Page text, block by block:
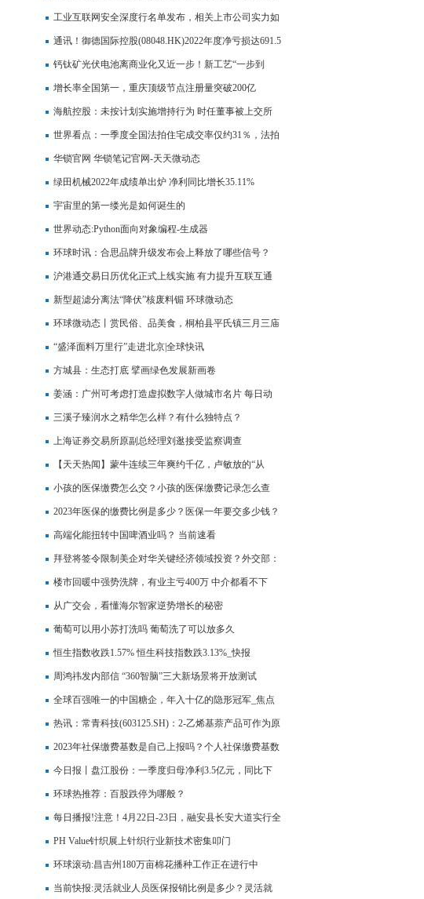
7成，中介称咨询量增5倍
工业互联网安全深度行名单发布，相关上市公司实力如
何？ 当前速读
通讯！御德国际控股(08048.HK)2022年度净亏损达691.5
万港元
钙钛矿光伏电池离商业化又近一步！新工艺“一步到
位”生产 简单高效
增长率全国第一，重庆顶级节点注册量突破200亿
海航控股：未按计划实施增持行为 时任董事被上交所
通报批评 速看
世界看点：一季度全国法拍住宅成交率仅约31％，法拍
房为何多流拍？
华锁官网 华锁笔记官网-天天微动态
绿田机械2022年成绩单出炉 净利同比增长35.11%
宇宙里的第一缕光是如何诞生的
世界动态:Python面向对象编程-生成器
环球时讯：合思品牌升级发布会上释放了哪些信号？
沪港通交易日历优化正式上线实施 有力提升互联互通
跨境投资效率
新型超滤分离法“降伏”核废料镅 环球微动态
环球微动态丨赏民俗、品美食，桐柏县平氏镇三月三庙
会开幕
“盛泽面料万里行”走进北京|全球快讯
方城县：生态打底 擘画绿色发展新画卷
姜涵：广州可考虑打造虚拟数字人做城市名片 每日动
态
三溪子臻润水之精华怎么样？有什么独特点？
​上海证券交易所原副总经理刘逖接受监察调查
【天天热闻】蒙牛连续三年爽约千亿，卢敏放的“从
容”有多少无奈？
小孩的医保缴费怎么交？小孩的医保缴费记录怎么查
询？ 天天观热点
2023年医保的缴费比例是多少？医保一年要交多少钱？
高端化能扭转中国啤酒业吗？ 当前速看
拜登将签令限制美企对华关键经济领域投资？外交部：
坚决反对
楼市回暖中强势洗牌，有业主亏400万 中介都看不下
去，官方定调-天天亮点
从广交会，看懂海尔智家逆势增长的秘密
葡萄可以用小苏打洗吗 葡萄洗了可以放多久
恒生指数收跌1.57% 恒生科技指数跌3.13%_快报
周鸿祎发内部信 “360智脑”三大新场景将开放测试
全球百强唯一的中国糖企，年入十亿的隐形冠军_焦点
快报
热讯：常青科技(603125.SH)：2-乙烯基萘产品可作为原
料用于高端光刻胶的生产
2023年社保缴费基数是自己上报吗？个人社保缴费基数
2023是多少
今日报丨盘江股份：一季度归母净利3.5亿元，同比下
降26.89%
环球热推荐：百股跌停为哪般？
每日播报!注意！4月22日-23日，融安县长安大道实行全
线封闭！
PH Value针织展上针织行业新技术密集叩门
环球滚动:昌吉州180万亩棉花播种工作正在进行中
当前快报:灵活就业人员医保报销比例是多少？灵活就